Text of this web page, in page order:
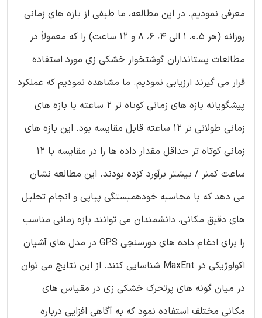
معرفی نمودیم. در این مطالعه، ما طیفی از بازه های زمانی
روزانه (هر 0.5، 1 الی ۴، 6، ۸ و ۱۲ ساعت) را که معمولاً در
مطالعات پستانداران گوشتخوار خشکی زی مورد استفاده
قرار می گیرند ارزیابی نمودیم. ما مشاهده نمودیم که عملکرد
پیشگویانه بازه های زمانی کوتاه تر ۲ ساعته با بازه های
زمانی طولانی تر ۱۲ ساعته قابل مقایسه بود. این بازه های
زمانی کوتاه تر حداقل مقدار داده ها را در مقایسه با 12
ساعت کمنر / بیشتر برآورد کزده بودند. این مطالعه نشان
می دهد که با محاسبه خودهمبستگی پیاپی و انجام تحلیل
های دقیق مکانی، دانشمندان می توانند بازه زمانی مناسب
را برای ادغام داده های دورسنجی GPS در مدل های آشیان
اکولوژیکی در MaxEnt شناسایی کنند. از این نتایج می توان
در میان گونه های پرتحرک خشکی زی در مقیاس های
مکانی مختلف استفاده نمود که به آگاهی افزایی درباره